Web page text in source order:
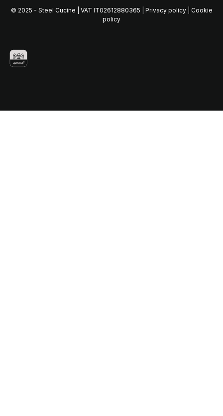
© 2025 - Steel Cucine | VAT IT02612880365 | Privacy policy| Cookie
policy